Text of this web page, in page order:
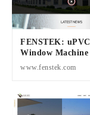
FENSTEK: uPVC
Window Machine
www.fenstek.com